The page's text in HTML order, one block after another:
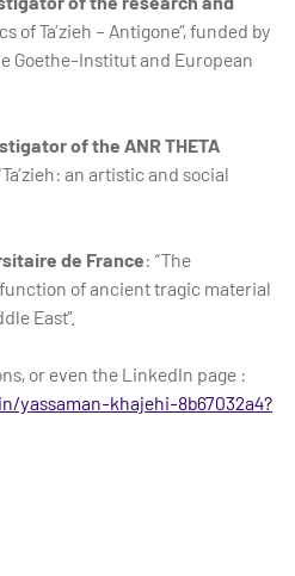
of Ta’zieh – Antigone”, funded by
Goethe-Institut and European
of the ANR THETA
an artistic and social
de France: “The
of ancient tragic material
East”.
or even the LinkedIn page :
yassaman-khajehi-8b67032a4?